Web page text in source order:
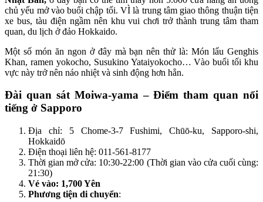
chủ yếu mở vào buổi chập tối. VÌ là trung tâm giao thông thuận tiện
xe bus, tàu điện ngầm nên khu vui chơi trở thành trung tâm tham
quan, du lịch ở đảo Hokkaido.
Một số món ăn ngon ở đây mà bạn nên thử là: Món lẩu Genghis
Khan, ramen yokocho, Susukino Yataiyokocho… Vào buổi tối khu
vực này trở nên náo nhiệt và sinh động hơn hẳn.
Đài quan sát Moiwa-yama – Điểm tham quan nổi
tiếng ở Sapporo
Địa chỉ: 5 Chome-3-7 Fushimi, Chūō-ku, Sapporo-shi,
Hokkaidō
Điện thoại liên hệ: 011-561-8177
Thời gian mở cửa: 10:30-22:00 (Thời gian vào cửa cuối cùng:
21:30)
Vé vào: 1,700 Yên
Phương tiện di chuyển: